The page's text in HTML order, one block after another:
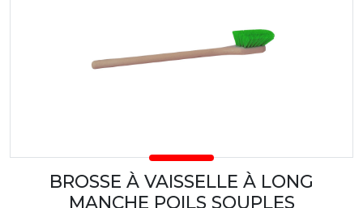
BROSSE À VAISSELLE À LONG
MANCHE POILS SOUPLES